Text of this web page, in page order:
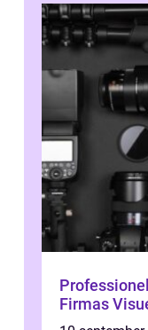
Professionel
Firmas